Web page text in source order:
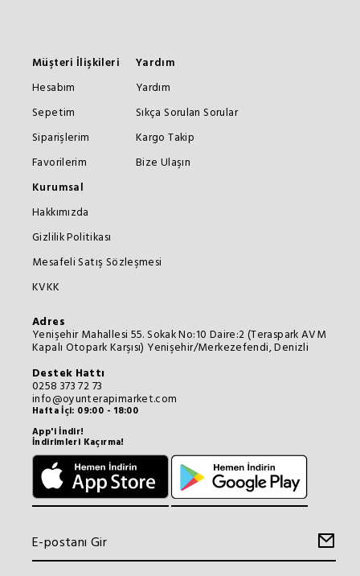
Müşteri İlişkileri
Hesabım
Sepetim
Siparişlerim
Favorilerim
Yardım
Yardım
Sıkça Sorulan Sorular
Kargo Takip
Bize Ulaşın
Kurumsal
Hakkımızda
Gizlilik Politikası
Mesafeli Satış Sözleşmesi
KVKK
Adres
Yenişehir Mahallesi 55. Sokak No:10 Daire:2 (Teraspark AVM
Kapalı Otopark Karşısı) Yenişehir/Merkezefendi, Denizli
Destek Hattı
0258 373 72 73
info@oyunterapimarket.com
Hafta İçi: 09:00 - 18:00
App'i İndir!
İndirimleri Kaçırma!